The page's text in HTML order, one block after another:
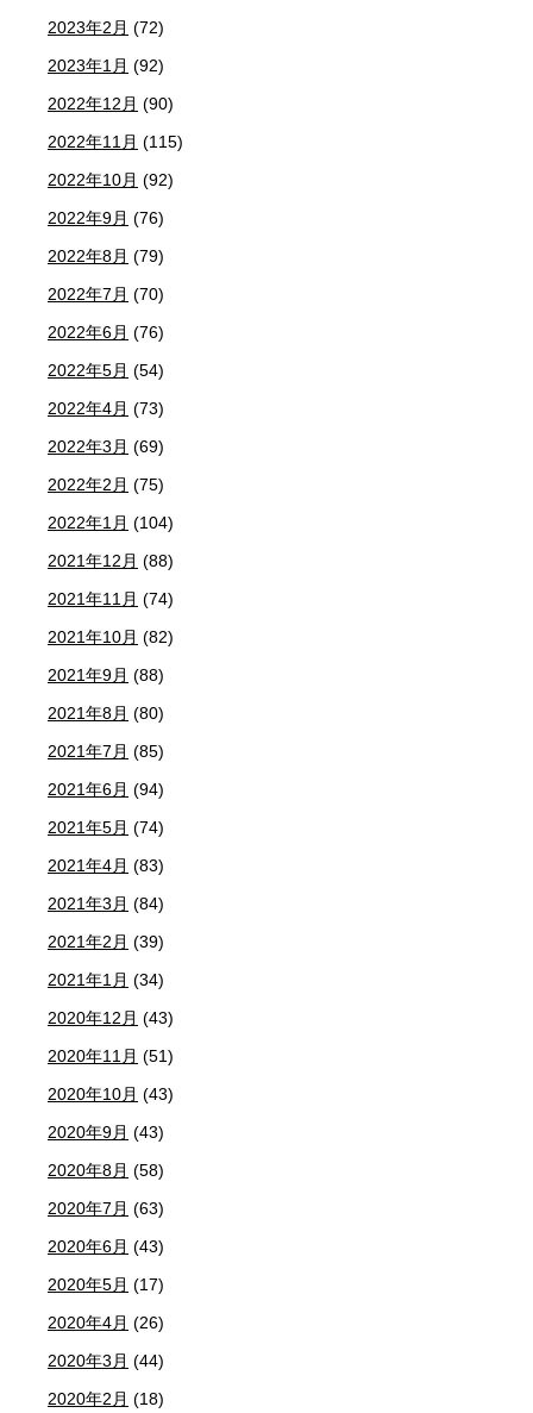
2023年2月 (72)
2023年1月 (92)
2022年12月 (90)
2022年11月 (115)
2022年10月 (92)
2022年9月 (76)
2022年8月 (79)
2022年7月 (70)
2022年6月 (76)
2022年5月 (54)
2022年4月 (73)
2022年3月 (69)
2022年2月 (75)
2022年1月 (104)
2021年12月 (88)
2021年11月 (74)
2021年10月 (82)
2021年9月 (88)
2021年8月 (80)
2021年7月 (85)
2021年6月 (94)
2021年5月 (74)
2021年4月 (83)
2021年3月 (84)
2021年2月 (39)
2021年1月 (34)
2020年12月 (43)
2020年11月 (51)
2020年10月 (43)
2020年9月 (43)
2020年8月 (58)
2020年7月 (63)
2020年6月 (43)
2020年5月 (17)
2020年4月 (26)
2020年3月 (44)
2020年2月 (18)